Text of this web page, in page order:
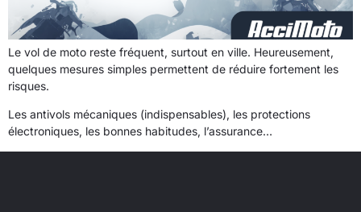
Le vol de moto reste fréquent, surtout en ville. Heureusement,
quelques mesures simples permettent de réduire fortement les
risques.
Les antivols mécaniques (indispensables), les protections
électroniques, les bonnes habitudes, l’assurance…